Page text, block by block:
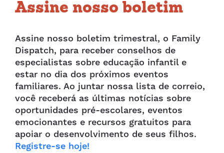
Assine nosso boletim
Assine nosso boletim trimestral, o Family
Dispatch, para receber conselhos de
especialistas sobre educação infantil e
estar no dia dos próximos eventos
familiares. Ao juntar nossa lista de correio,
você receberá as últimas notícias sobre
oportunidades pré-escolares, eventos
emocionantes e recursos gratuitos para
apoiar o desenvolvimento de seus filhos.
Registre-se hoje!